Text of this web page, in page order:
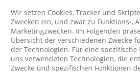
Wir setzen Cookies, Tracker und
Zwecken ein, und zwar zu Funktions-,
Marketingzwecken. Im Folgenden
Übersicht der verschiedenen Zwecke
der Technologien. Für eine
uns verwendeten Technologien, die
Zwecke und spezifischen Funktionen